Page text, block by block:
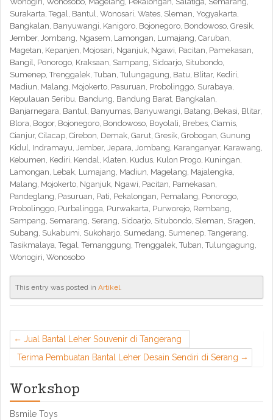
Surakarta, Tegal, Bantul, Wonosari, Wates, Sleman, Yogyakarta,
Bangkalan, Banyuwangi, Kanigoro, Bojonegoro, Bondowoso, Gresik,
Jember, Jombang, Ngasem, Lamongan, Lumajang, Caruban,
Magetan, Kepanjen, Mojosari, Nganjuk, Ngawi, Pacitan, Pamekasan,
Bangil, Ponorogo, Kraksaan, Sampang, Sidoarjo, Situbondo,
Sumenep, Trenggalek, Tuban, Tulungagung, Batu, Blitar, Kediri,
Madiun, Malang, Mojokerto, Pasuruan, Probolinggo, Surabaya,
Kepulauan Seribu, Bandung, Bandung Barat, Bangkalan,
Banjarnegara, Bantul, Banyumas, Banyuwangi, Batang, Bekasi, Blitar,
Blora, Bogor, Bojonegoro, Bondowoso, Boyolali, Brebes, Ciamis,
Cianjur, Cilacap, Cirebon, Demak, Garut, Gresik, Grobogan, Gunung
Kidul, Indramayu, Jember, Jepara, Jombang, Karanganyar, Karawang,
Kebumen, Kediri, Kendal, Klaten, Kudus, Kulon Progo, Kuningan,
Lamongan, Lebak, Lumajang, Madiun, Magelang, Majalengka,
Malang, Mojokerto, Nganjuk, Ngawi, Pacitan, Pamekasan,
Pandeglang, Pasuruan, Pati, Pekalongan, Pemalang, Ponorogo,
Probolinggo, Purbalingga, Purwakarta, Purworejo, Rembang,
Sampang, Semarang, Serang, Sidoarjo, Situbondo, Sleman, Sragen,
Subang, Sukabumi, Sukoharjo, Sumedang, Sumenep, Tangerang,
Tasikmalaya, Tegal, Temanggung, Trenggalek, Tuban, Tulungagung,
Wonogiri, Wonosobo
This entry was posted in Artikel.
Jual Bantal Leher Souvenir di Tangerang
Terima Pembuatan Bantal Leher Desain Sendiri di Serang
Workshop
Bsmile Toys